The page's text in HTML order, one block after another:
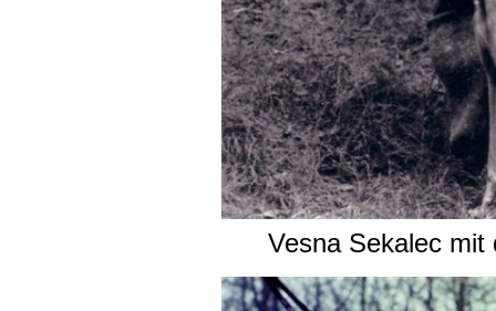
Vesna Sekalec mit